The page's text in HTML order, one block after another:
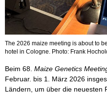
The 2026 maize meeting is about to
hotel in Cologne. Photo: Frank
Beim 68. Maize Genetics
Februar. bis 1. März 2026
Ländern, um über die neuesten